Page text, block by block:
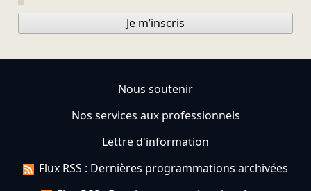
Je m’inscris
Nous soutenir
Nos services aux professionnels
Lettre d'information
Flux RSS : Dernières programmations archivées